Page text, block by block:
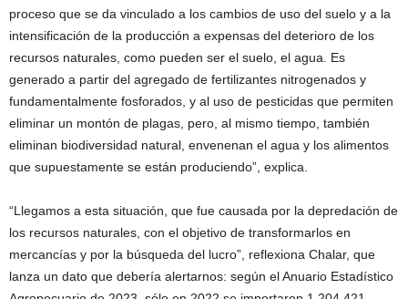
proceso que se da vinculado a los cambios de uso del suelo y a la
intensificación de la producción a expensas del deterioro de los
recursos naturales, como pueden ser el suelo, el agua. Es
generado a partir del agregado de fertilizantes nitrogenados y
fundamentalmente fosforados, y al uso de pesticidas que permiten
eliminar un montón de plagas, pero, al mismo tiempo, también
eliminan biodiversidad natural, envenenan el agua y los alimentos
que supuestamente se están produciendo”, explica.
“Llegamos a esta situación, que fue causada por la depredación de
los recursos naturales, con el objetivo de transformarlos en
mercancías y por la búsqueda del lucro”, reflexiona Chalar, que
lanza un dato que debería alertarnos: según el Anuario Estadístico